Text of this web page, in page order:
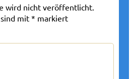
wird nicht veröffentlicht.
mit * markiert